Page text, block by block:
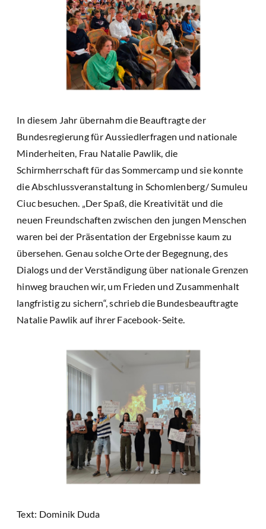
In diesem Jahr übernahm die Beauftragte der
Bundesregierung für Aussiedlerfragen und nationale
Minderheiten, Frau Natalie Pawlik, die
Schirmherrschaft für das Sommercamp und sie konnte
die Abschlussveranstaltung in Schomlenberg/ Sumuleu
Ciuc besuchen. „Der Spaß, die Kreativität und die
neuen Freundschaften zwischen den jungen Menschen
waren bei der Präsentation der Ergebnisse kaum zu
übersehen. Genau solche Orte der Begegnung, des
Dialogs und der Verständigung über nationale Grenzen
hinweg brauchen wir, um Frieden und Zusammenhalt
langfristig zu sichern“, schrieb die Bundesbeauftragte
Natalie Pawlik auf ihrer Facebook-Seite.
Text: Dominik Duda